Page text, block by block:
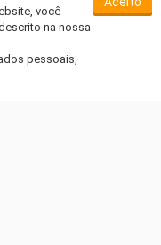
você
na nossa
pessoais,